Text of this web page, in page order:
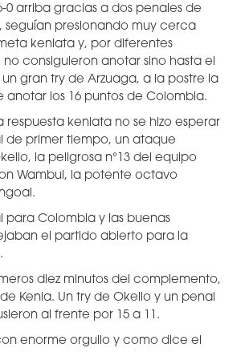
0 arriba gracias a dos penales de
seguían presionando muy cerca
keniata y, por diferentes
consiguieron anotar sino hasta el
gran try de Arzuaga, a la postre la
anotar los 16 puntos de Colombia.
respuesta keniata no se hizo esperar
de primer tiempo, un ataque
la peligrosa n°13 del equipo
Wambui, la potente octavo
para Colombia y las buenas
el partido abierto para la
diez minutos del complemento,
Kenia. Un try de Okello y un penal
al frente por 15 a 11.
enorme orgullo y como dice el